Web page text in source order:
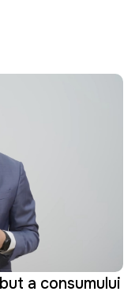
a consumului